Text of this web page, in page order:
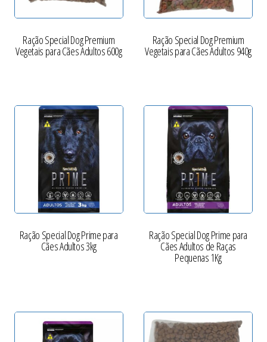
Ração Special Dog Premium
Vegetais para Cães Adultos 600g
Ração Special Dog Premium
Vegetais para Cães Adultos 940g
Ração Special Dog Prime para
Cães Adultos 3kg
Ração Special Dog Prime para
Cães Adultos de Raças
Pequenas 1Kg